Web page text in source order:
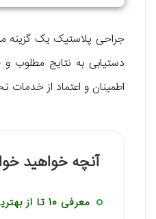
جراحی پلاستیک یک گزینه
دستیابی به نتایج مطلوب و
اطمینان و اعتماد از
آنچه خواهید
معرفی 10 تا از بهترین پزشکان فوق تخصص جراحی پلاستیک ایران